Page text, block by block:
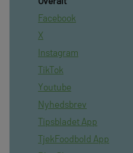
Facebook
X
Instagram
TikTok
Youtube
Nyhedsbrev
Tipsbladet App
TjekFoodbold App